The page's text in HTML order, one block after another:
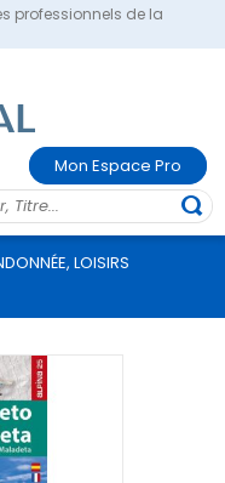
professionnels de la
Mon Espace Pro
LOISIRS